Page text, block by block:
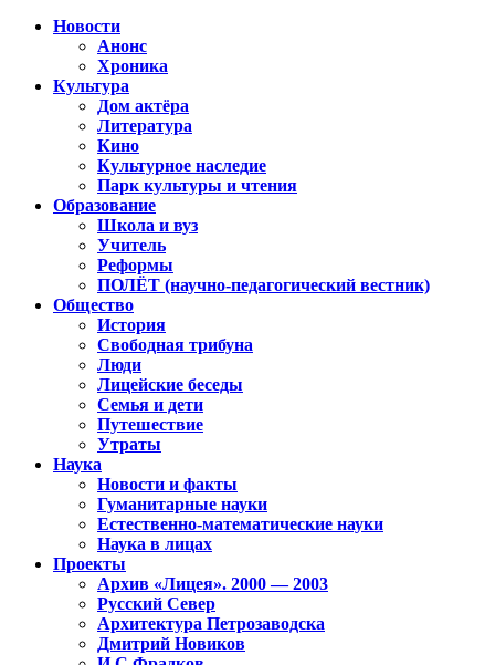
Новости
Анонс
Хроника
Культура
Дом актёра
Литература
Кино
Культурное наследие
Парк культуры и чтения
Образование
Школа и вуз
Учитель
Реформы
ПОЛЁТ (научно-педагогический вестник)
Общество
История
Свободная трибуна
Люди
Лицейские беседы
Семья и дети
Путешествие
Утраты
Наука
Новости и факты
Гуманитарные науки
Естественно-математические науки
Наука в лицах
Проекты
Архив «Лицея». 2000 — 2003
Русский Север
Архитектура Петрозаводска
Дмитрий Новиков